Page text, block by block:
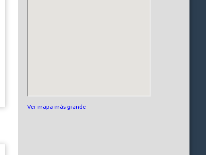
Ver mapa más grande